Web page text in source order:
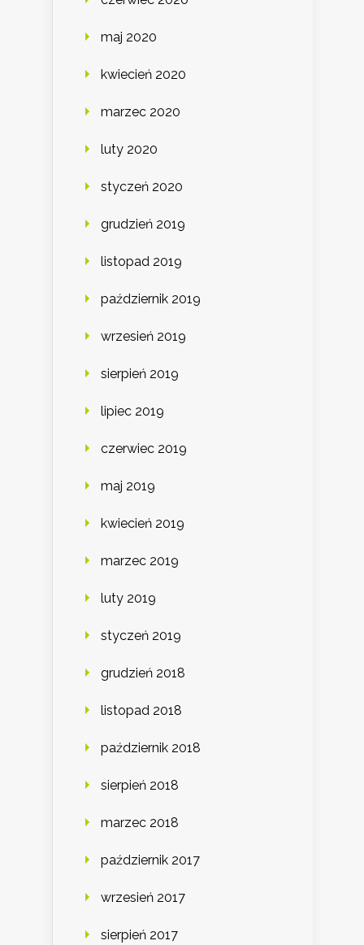
maj 2020
kwiecień 2020
marzec 2020
luty 2020
styczeń 2020
grudzień 2019
listopad 2019
październik 2019
wrzesień 2019
sierpień 2019
lipiec 2019
czerwiec 2019
maj 2019
kwiecień 2019
marzec 2019
luty 2019
styczeń 2019
grudzień 2018
listopad 2018
październik 2018
sierpień 2018
marzec 2018
październik 2017
wrzesień 2017
sierpień 2017